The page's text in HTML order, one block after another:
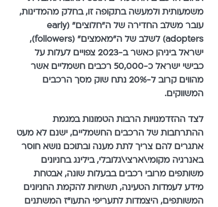
משמעותית ולמעשה בתקופה זו, בחלק מהמדינות,
עובר משלב החדירה של ה"חלוצים" (early
adopters) לשלב של ה"מאמצים" (followers),
ישראל ביניהן כאשר ב-2023 צפויים לעלות על
כבישי ישראל כ-50,000 רכבים חשמליים אשר
מהווים קרוב ל-20% נתח שוק מסך הרכבים
המשווקים.
לצד ההזדמנויות הרבות הטמונות במגמת
ההתרחבות של הרכבים החשמליים, ישנם לא מעט
אתגרים להם צריך לתת מענה ובתוכם נושא חוסר
באנרגיה מקומי\ארצי\גלובלי, בילינג בחניונים
משותפים מרובי רכבים בבעלות שונה, אבטחת
מידע לעמדות הטעינה, תשתיות להקמת החניונים
המשותפים, היצמדות לתעריפי התעו"ז המשתנים